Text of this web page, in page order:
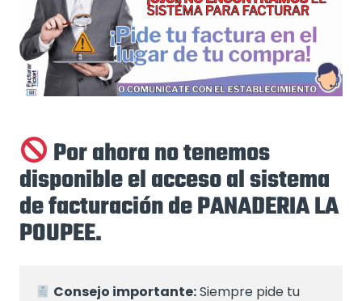
Por ahora no tenemos
disponible el acceso al sistema
de facturación de PANADERIA LA
POUPEE.
Consejo importante: Siempre pide tu